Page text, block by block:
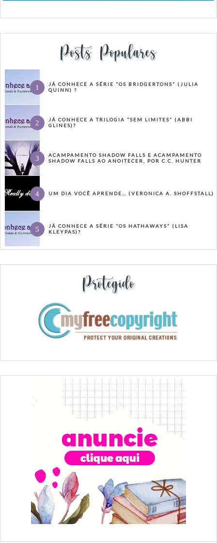
Posts Populares
JÁ CONHECE A SÉRIE “OS BRIDGERTONS” (JULIA
QUINN) ?
JÁ CONHECE A TRILOGIA “SEM LIMITES” (ABBI
GLINES)?
ACAMPAMENTO SHADOW FALLS E ACAMPAMENTO
SHADOW FALLS AO ANOITECER, POR C.C. HUNTER
UM DIA VOCÊ APRENDE… (VERONICA A. SHOFFSTALL)
JÁ CONHECE A SÉRIE “OS HATHAWAYS” (LISA
KLEYPAS)?
Protegido